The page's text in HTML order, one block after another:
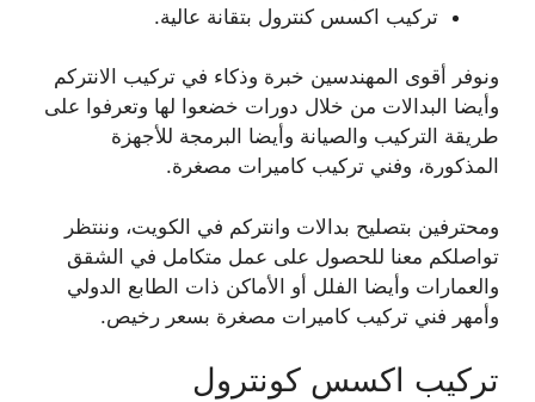
تركيب اكسس كنترول بتقانة عالية.
ونوفر أقوى المهندسين خبرة وذكاء في تركيب الانتركم
وأيضا البدالات من خلال دورات خضعوا لها وتعرفوا على
طريقة التركيب والصيانة وأيضا البرمجة للأجهزة
المذكورة، وفني تركيب كاميرات مصغرة.
ومحترفين بتصليح بدالات وانتركم في الكويت، وننتظر
تواصلكم معنا للحصول على عمل متكامل في الشقق
والعمارات وأيضا الفلل أو الأماكن ذات الطابع الدولي
وأمهر فني تركيب كاميرات مصغرة بسعر رخيص.
تركيب اكسس كونترول